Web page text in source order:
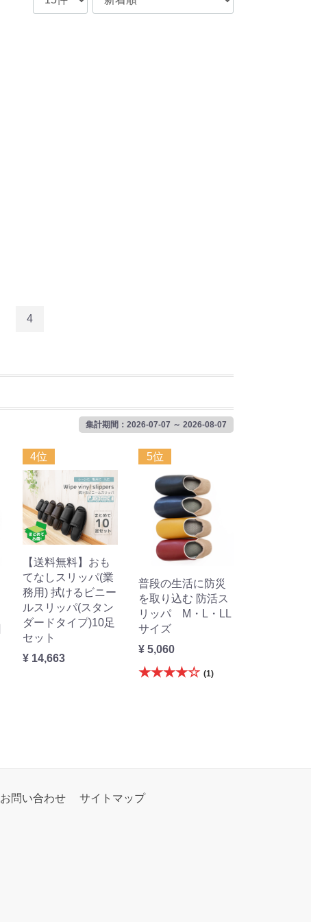
4
集計期間：2026-07-07 ～ 2026-08-07
4位
【送料無料】おも
てなしスリッパ(業
務用) 拭けるビニー
ルスリッパ(スタン
ダードタイプ)10足
セット
¥ 14,663
5位
普段の生活に防災
を取り込む 防活ス
リッパ M・L・LL
サイズ
¥ 5,060
★★★★☆(1)
お問い合わせ サイトマップ